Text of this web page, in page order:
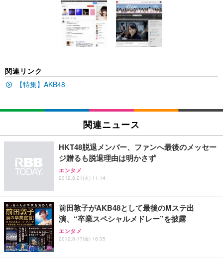
[EdoErgo] オフィスチェア 椅子 テレワーク 疲れな
い 跳ね上げ式アームレスト コンパクト 約105度ロッ
キング pc 事務椅子 360度回転 座面昇降 強化ナイロ
ン樹脂ベース 通気性メッシュ 在宅ワーク H-WY01
(黒網+黒枠+黒足)
￥5,699
ュチェア 人間工学 疲れない ブラック
Sezlife オフィスチェア デスクチェア 疲れない テレ
ワーク チェア 強化バックレスト 30度ロッキング機
レスト 3Dヘッドレスト ハンガー付き 高反発クッシ
ョン PCチェア 通気性メッシュ ゲーミング/勉強/事
務用 おしゃれ パソコンチェア (ブラック)
￥7,680
Sezlife オフィスチェア デスクチェア 疲れない テレ
レスト 3Dヘッドレスト ハンガー付き 高反発クッシ
ョン PCチェア 通気性メッシュ ゲーミング/勉強/事
務用 おしゃれ パソコンチェア (ホワイト)
￥7,680
ANDWINT オフィスチェア デスクチェア 肘なし メ
EIZO ビジネス向けプレミアムモニター | FlexScan
EV3240X-WT | 31.5型4K UHD・USB Type-C・ホワ
イト
￥105,595
イト
【純正品】27"ゲーミングモニター DualSense 充電
フック付き（CFI-ZDM1J）
￥49,979
【整備済み品】Dell E2724HS 27インチ 液晶モニタ
応 ComfortView ビジネス向け
￥15,800
【MiniLED/24.5inch/280Hz/FHD】GRAPHT THE S
Amazonベーシック ペットシーツ 薄型 レギュラー 1
回使い捨て 無香料 ホワイト 300枚
￥3,373
x2袋(84枚) ホワイト(吸収面:ライトブルー)
ネオ・ルーライフ ネオ・オムツ L 中型犬用 26枚入
り 単品
￥1,800
Smart Basic(スマートベーシック) 【Amazon.co.jp
￥3,670
アイリスオーヤマ ペットシーツ 超厚型 お徳用 レギ
関連リンク
【特集】AKB48
関連ニュース
HKT48脱退メンバー、ファンへ最後のメッセー
ジ贈るも脱退理由は明かさず
エンタメ
2012.8.21(火) 11:14
前田敦子がAKB48として最後のMステ出
演、“卒業スペシャルメドレー”を披露
エンタメ
2012.8.17(金) 16:35